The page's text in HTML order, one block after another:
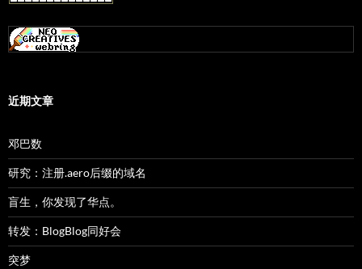
近期文章
邓巴数
研究：注册.aero后缀的域名
盲生，你发现了华点。
转发：BlogBlog同好会
突梦